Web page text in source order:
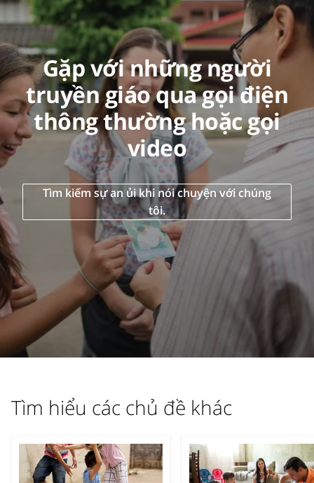
Gặp với những người
truyền giáo qua gọi điện
thông thường hoặc gọi
video
Tìm kiếm sự an ủi khi nói chuyện với chúng
tôi.
Tìm hiểu các chủ đề khác